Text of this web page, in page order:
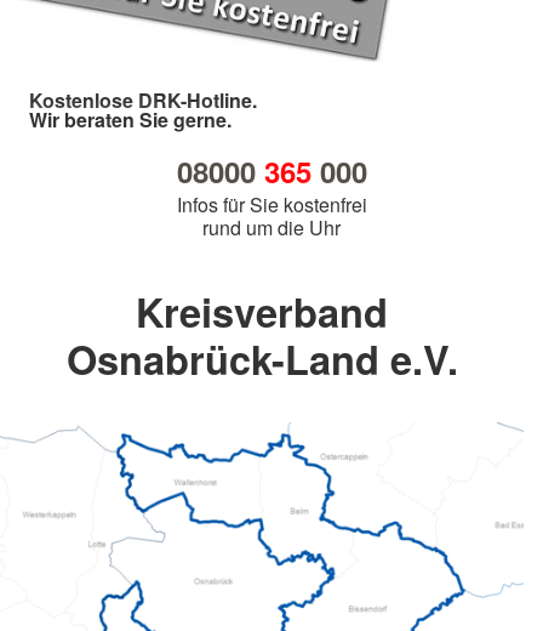
Kostenlose DRK-Hotline.
Wir beraten Sie gerne.
08000 365000
Infos für Sie kostenfrei
rund um die Uhr
Kreisverband
Osnabrück-Land e.V.